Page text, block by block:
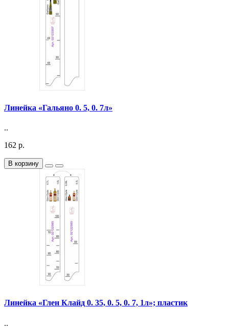
Линейка «Гальяно 0. 5, 0. 7л»
..
162 р.
В корзину
Линейка «Глен Клайд 0. 35, 0. 5, 0. 7, 1л»; пластик
..